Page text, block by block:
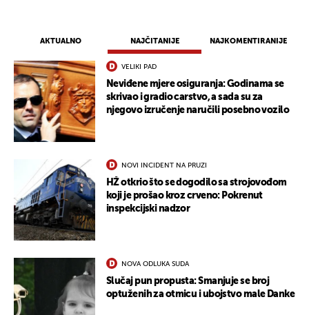
AKTUALNO NAJČITANIJE NAJKOMENTIRANIJE
VELIKI PAD
Neviđene mjere osiguranja: Godinama se
skrivao i gradio carstvo, a sada su za
njegovo izručenje naručili posebno vozilo
NOVI INCIDENT NA PRUZI
HŽ otkrio što se dogodilo sa strojovođom
koji je prošao kroz crveno: Pokrenut
inspekcijski nadzor
NOVA ODLUKA SUDA
Slučaj pun propusta: Smanjuje se broj
optuženih za otmicu i ubojstvo male Danke